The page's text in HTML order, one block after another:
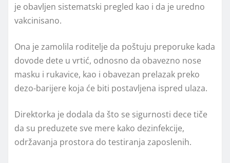
je obavljen sistematski pregled kao i da je uredno
vakcinisano.
Ona je zamolila roditelje da poštuju preporuke kada
dovode dete u vrtić, odnosno da obavezno nose
masku i rukavice, kao i obavezan prelazak preko
dezo-barijere koja će biti postavljena ispred ulaza.
Direktorka je dodala da što se sigurnosti dece tiče
da su preduzete sve mere kako dezinfekcije,
održavanja prostora do testiranja zaposlenih.